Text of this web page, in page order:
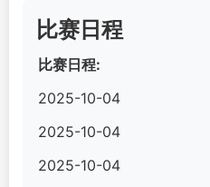
比赛日程
比赛日程:
2025-10-04
2025-10-04
2025-10-04